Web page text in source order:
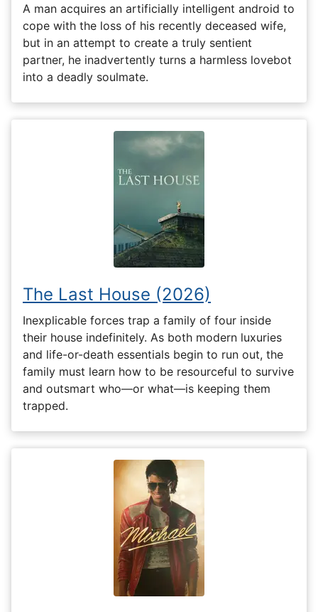
A man acquires an artificially intelligent android to
cope with the loss of his recently deceased wife,
but in an attempt to create a truly sentient
partner, he inadvertently turns a harmless lovebot
into a deadly soulmate.
The Last House (2026)
Inexplicable forces trap a family of four inside
their house indefinitely. As both modern luxuries
and life-or-death essentials begin to run out, the
family must learn how to be resourceful to survive
and outsmart who—or what—is keeping them
trapped.